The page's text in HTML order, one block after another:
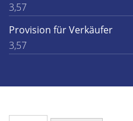
3,57
Provision für Verkäufer
3,57